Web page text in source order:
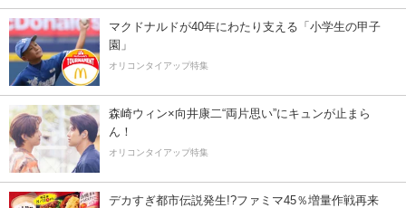
マクドナルドが40年にわたり支える「小学生の甲子
園」
オリコンタイアップ特集
森崎ウィン×向井康二“両片思い”にキュンが止まら
ん！
オリコンタイアップ特集
デカすぎ都市伝説発生!?ファミマ45％増量作戦再来